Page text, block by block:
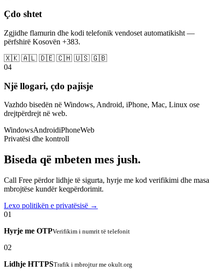
Çdo shtet
Zgjidhe flamurin dhe kodi telefonik vendoset automatikisht —
përfshirë Kosovën +383.
🇽🇰 🇦🇱 🇩🇪 🇨🇭 🇺🇸 🇬🇧
04
Një llogari, çdo pajisje
Vazhdo bisedën në Windows, Android, iPhone, Mac, Linux ose
drejtpërdrejt në web.
WindowsAndroidiPhoneWeb
Privatësi dhe kontroll
Biseda që mbeten mes jush.
Call Free përdor lidhje të sigurta, hyrje me kod verifikimi dhe masa
mbrojtëse kundër keqpërdorimit.
Lexo politikën e privatësisë →
01
Hyrje me OTPVerifikim i numrit të telefonit
02
Lidhje HTTPSTrafik i mbrojtur me okult.org